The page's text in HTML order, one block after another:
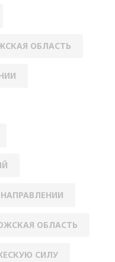
ОБЛАСТЬ
ОБЛАСТЬ
СИЛУ